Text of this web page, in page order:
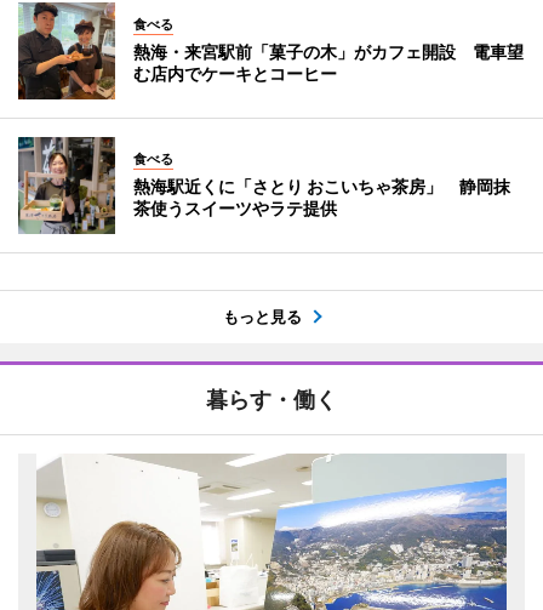
食べる
熱海・来宮駅前「菓子の木」がカフェ開設 電車望
む店内でケーキとコーヒー
食べる
熱海駅近くに「さとり おこいちゃ茶房」 静岡抹
茶使うスイーツやラテ提供
もっと見る
暮らす・働く